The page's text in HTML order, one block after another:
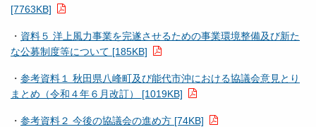
[7763KB]
・ 資料５ 洋上風力事業を完遂させるための事業環境整備及び新た
な公募制度等について [185KB]
・ 参考資料１ 秋田県八峰町及び能代市沖における協議会意見とり
まとめ（令和４年６月改訂） [1019KB]
・ 参考資料２ 今後の協議会の進め方 [74KB]